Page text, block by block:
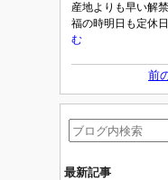
産地よりも早い解
福の時明日も定休
む
前
最新記事